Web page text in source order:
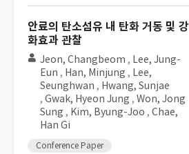
안료의 탄소섬유 내 탄화 거동 및 강
화효과 관찰
Jeon, Changbeom , Lee, Jung-
Eun , Han, Minjung , Lee,
Seunghwan , Hwang, Sunjae
, Gwak, Hyeon Jung , Won, Jong
Sung , Kim, Byung-Joo , Chae,
Han Gi
Conference Paper